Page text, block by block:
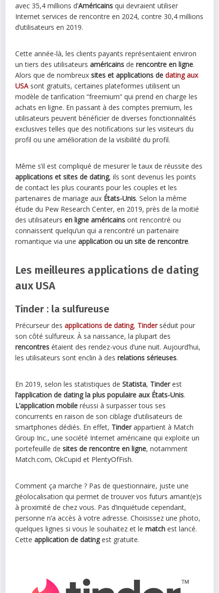
avec 35,4 millions d’Américains qui devraient utiliser
Internet services de rencontre en 2024, contre 30,4 millions
d’utilisateurs en 2019.
Cette année-là, les clients payants représentaient environ
un tiers des utilisateurs américains derencontre en ligne.
Alors que de nombreuxsites et applications dedating aux
USA sont gratuits, certaines plateformes utilisent un
modèle de tarification “freemium” qui prend en charge les
achats en ligne. En passant à des comptes premium, les
utilisateurs peuvent bénéficier de diverses fonctionnalités
exclusives telles que des notifications sur les visiteurs du
profil ou une amélioration de la visibilité du profil.
Même s’il est compliqué de mesurer le taux de réussite des
applications et sites de dating, ils sont devenus les points
de contact les plus courants pour les couples et les
partenaires de mariage aux États-Unis. Selon la même
étude du Pew Research Center, en 2019, près de la moitié
des utilisateurs en ligne américains ont rencontré ou
connaissent quelqu’un qui a rencontré un partenaire
romantique via uneapplication ou un site de rencontre.
Les meilleures applications de dating
aux USA
Tinder : la sulfureuse
Précurseur des applications de dating, Tinderséduit pour
son côté sulfureux. À sa naissance, la plupart des
rencontres étaient des rendez-vous d’une nuit. Aujourd’hui,
les utilisateurs sont enclin à desrelations sérieuses.
En 2019, selon les statistiques deStatista, Tinderest
l’application de dating la plus populaire aux États-Unis.
L’application mobile réussi à surpasser tous ses
concurrents en raison de son ciblage d’utilisateurs de
smartphones dédiés. En effet, Tinderappartient à Match
Group Inc., une société Internet américaine qui exploite un
portefeuille desites de rencontre en ligne, notamment
Match.com, OkCupid et PlentyOfFish.
Comment ça marche ? Pas de questionnaire, juste une
géolocalisation qui permet de trouver vos futurs amant(e)s
à proximité de chez vous. Pas d’inquiétude cependant,
personne n’a accès à votre adresse. Choisissez une photo,
quelques lignes si vous le souhaitez et lematch est lancé.
Cetteapplication de datingest gratuite.